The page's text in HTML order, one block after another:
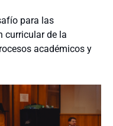
para las
curricular de la
académicos y